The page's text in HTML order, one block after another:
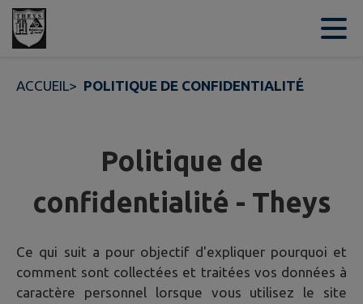
Contenu
ACCUEIL> POLITIQUE DE CONFIDENTIALITÉ
Politique de
confidentialité - Theys
Ce qui suit a pour objectif d'expliquer pourquoi et
comment sont collectées et traitées vos données à
caractère personnel lorsque vous utilisez le site